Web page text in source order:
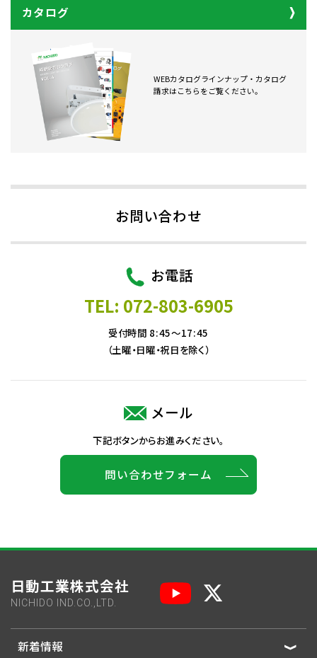
カタログ
WEBカタログラインナップ・カタログ
請求はこちらをご覧ください。
お問い合わせ
お電話
TEL: 072-803-6905
受付時間 8:45～17:45
（土曜・日曜・祝日を除く）
メール
下記ボタンからお進みください。
問い合わせフォーム
日動工業株式会社
NICHIDO IND.CO.,LTD.
新着情報